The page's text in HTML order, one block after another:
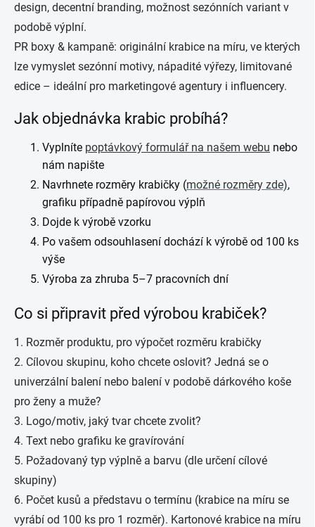
design, decentní branding, možnost sezónních variant v
podobě výplní.
PR boxy & kampaně: originální krabice na míru, ve kterých
lze vymyslet sezónní motivy, nápadité výřezy, limitované
edice – ideální pro marketingové agentury i influencery.
Jak objednávka krabic probíhá?
Vyplníte poptávkový formulář na našem webu nebo
nám napište
Navrhnete rozměry krabičky (možné rozměry zde),
grafiku případně papírovou výplň
Dojde k výrobě vzorku
Po vašem odsouhlasení dochází k výrobě od 100 ks
výše
Výroba za zhruba 5–7 pracovních dní
Co si připravit před výrobou krabiček?
1. Rozměr produktu, pro výpočet rozměru krabičky
2. Cílovou skupinu, koho chcete oslovit? Jedná se o
univerzální balení nebo balení v podobě dárkového koše
pro ženy a muže?
3. Logo/motiv, jaký tvar chcete zvolit?
4. Text nebo grafiku ke gravírování
5. Požadovaný typ výplně a barvu (dle určení cílové
skupiny)
6. Počet kusů a představu o termínu (krabice na míru se
vyrábí od 100 ks pro 1 rozměr). Kartonové krabice na míru